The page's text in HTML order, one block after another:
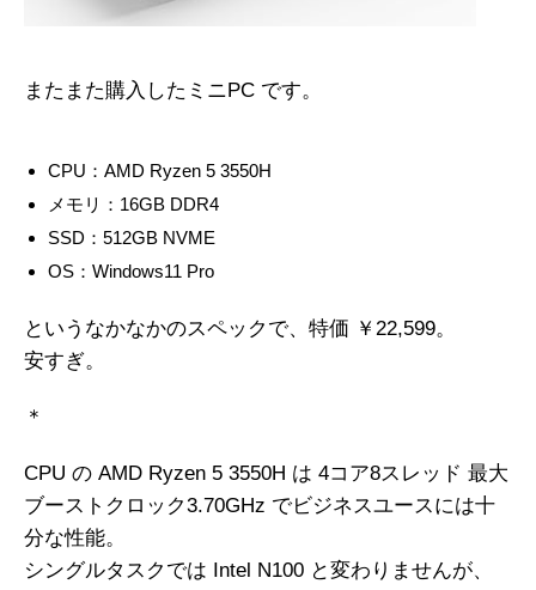
またまた購入したミニPC です。
CPU：AMD Ryzen 5 3550H
メモリ：16GB DDR4
SSD：512GB NVME
OS：Windows11 Pro
というなかなかのスペックで、特価 ￥22,599。
安すぎ。
＊
CPU の AMD Ryzen 5 3550H は 4コア8スレッド 最大
ブーストクロック3.70GHz でビジネスユースには十
分な性能。
シングルタスクでは Intel N100 と変わりませんが、